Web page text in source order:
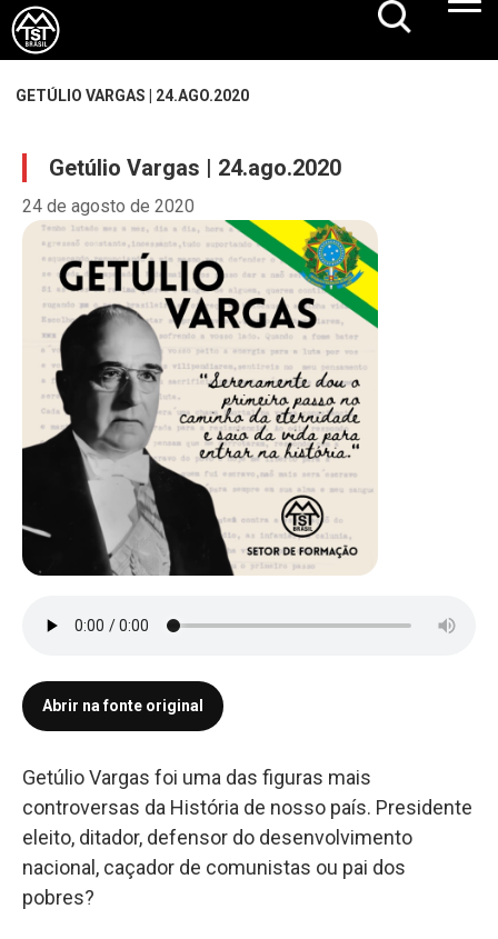
GETÚLIO VARGAS | 24.AGO.2020
Getúlio Vargas | 24.ago.2020
24 de agosto de 2020
Abrir na fonte original
Getúlio Vargas foi uma das figuras mais
controversas da História de nosso país. Presidente
eleito, ditador, defensor do desenvolvimento
nacional, caçador de comunistas ou pai dos
pobres?